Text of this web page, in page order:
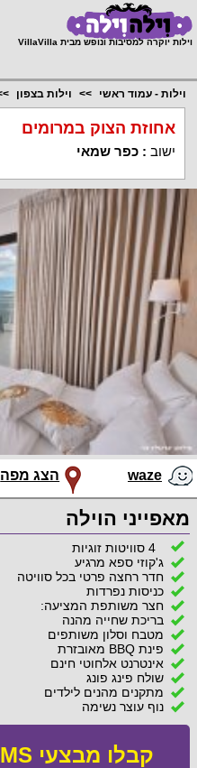
וילות יוקרה למסיבות ונופש מבית VillaVilla
וילות - עמוד ראשי וילות בצפון
אחוזת הצוק במרומים
ישוב :כפר שמאי
waze הצג מפה
מאפייני הוילה
4 סוויטות זוגיות
ג'קוזי ספא מרגיע
חדר רחצה פרטי בכל סוויטה
כניסות נפרדות
חצר משותפת המציעה:
בריכת שחייה מהנה
מטבח וסלון משותפים
פינת BBQ מאובזרת
אינטרנט אלחוטי חינם
שולח פינג פונג
מתקנים מהנים לילדים
נוף עוצר נשימה